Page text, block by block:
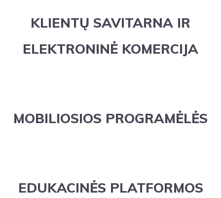
KLIENTŲ SAVITARNA IR
ELEKTRONINĖ KOMERCIJA
MOBILIOSIOS PROGRAMĖLĖS
EDUKACINĖS PLATFORMOS